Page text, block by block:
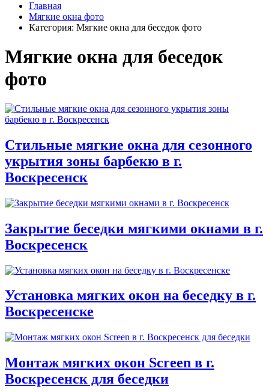
Главная
Мягкие окна фото
Категория: Мягкие окна для беседок фото
Мягкие окна для беседок
фото
Стильные мягкие окна для сезонного
укрытия зоны барбекю в г.
Воскресенск
Закрытие беседки мягкими окнами в г.
Воскресенск
Установка мягких окон на беседку в г.
Воскресенске
Монтаж мягких окон Screen в г.
Воскресенск для беседки